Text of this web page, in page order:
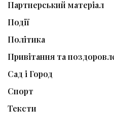
Партнерський матеріал
Події
Політика
Привітання та
Сад і Город
Спорт
Тексти